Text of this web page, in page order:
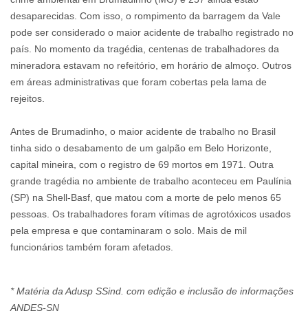
desaparecidas. Com isso, o rompimento da barragem da Vale
pode ser considerado o maior acidente de trabalho registrado no
país. No momento da tragédia, centenas de trabalhadores da
mineradora estavam no refeitório, em horário de almoço. Outros
em áreas administrativas que foram cobertas pela lama de
rejeitos.
Antes de Brumadinho, o maior acidente de trabalho no Brasil
tinha sido o desabamento de um galpão em Belo Horizonte,
capital mineira, com o registro de 69 mortos em 1971. Outra
grande tragédia no ambiente de trabalho aconteceu em Paulínia
(SP) na Shell-Basf, que matou com a morte de pelo menos 65
pessoas. Os trabalhadores foram vítimas de agrotóxicos usados
pela empresa e que contaminaram o solo. Mais de mil
funcionários também foram afetados.
* Matéria da Adusp SSind. com edição e inclusão de informações
ANDES-SN